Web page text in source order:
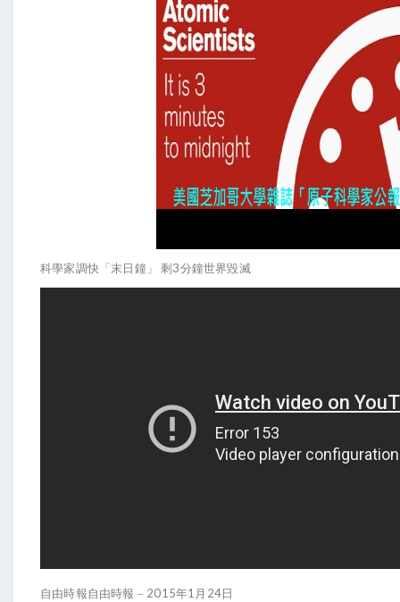
科學家調快「末日鐘」 剩 3分鐘世界毀滅
自由時報自由時報 – 2015年1 月 24 日